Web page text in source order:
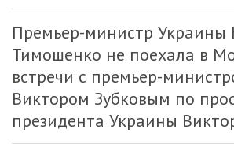
Премьер-министр Украины
Тимошенко не поехала в
встречи с премьер-
Виктором Зубковым по
президента Украины